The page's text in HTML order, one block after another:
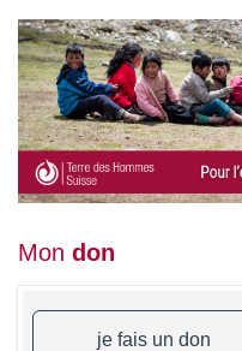
Mon don
je fais un don